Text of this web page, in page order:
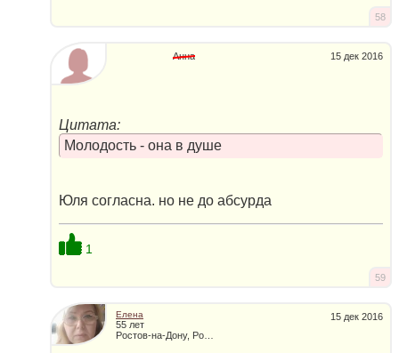
58
15 дек 2016
Анна
Цитата:
Молодость - она в душе
Юля согласна. но не до абсурда
1
59
15 дек 2016
Елена
55 лет